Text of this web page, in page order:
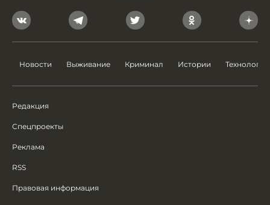
Новости Выживание Криминал Истории Технологии
Редакция
Спецпроекты
Реклама
RSS
Правовая информация